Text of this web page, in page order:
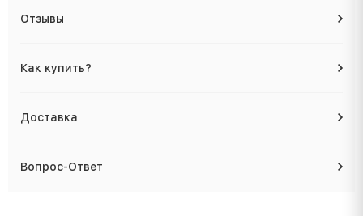
Отзывы
Как купить?
Доставка
Вопрос-Ответ